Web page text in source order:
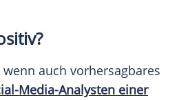
auch vorhersagbares
Media-Analysten einer